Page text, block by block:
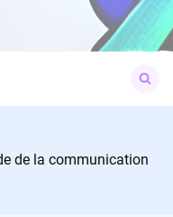
for:
de la communication